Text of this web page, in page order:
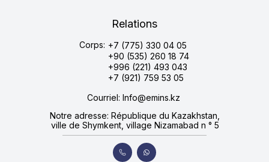
+7 (775) 330 04 05
+90 (535) 260 18 74
+996 (221) 493 043
+7 (921) 759 53 05
Notre adresse: République du Kazakhstan,
ville de Shymkent, village Nizamabad n ° 5
Courriel: Info@emins.kz
Corps:
Relations